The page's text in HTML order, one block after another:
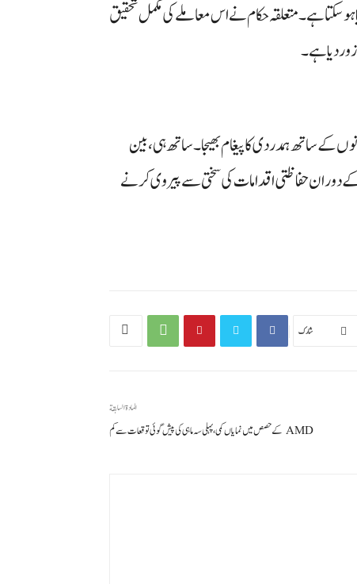
سکتا ہے۔ متعلقہ حکام نے اس معاملے کی مکمل تحقیق
دیا ہے۔
کے ساتھ ہمدردی کا پیغام بھیجا۔ ساتھ ہی، بین
دوران حفاظتی اقدامات کی سختی سے پیروی کرنے
شارك
المادة السابقة
AMD کے حصص میں نمایاں کمی، پہلی سہ ماہی کی پیش گوئی توقعات سے کم